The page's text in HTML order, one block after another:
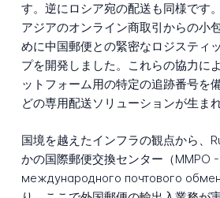
す。逆にロシア宛の配送も同様です
アジアのオンライン商取引からの小
めに中国郵便との緊密なロジスティ
プを開発しました。これらの協力に
ットフォーム用の特定の追跡番号を
どの専用配送ソリューションが生まれ
国境を越えたインフラの観点から、
かの国際郵便交換センター（MMPO
международного почтового